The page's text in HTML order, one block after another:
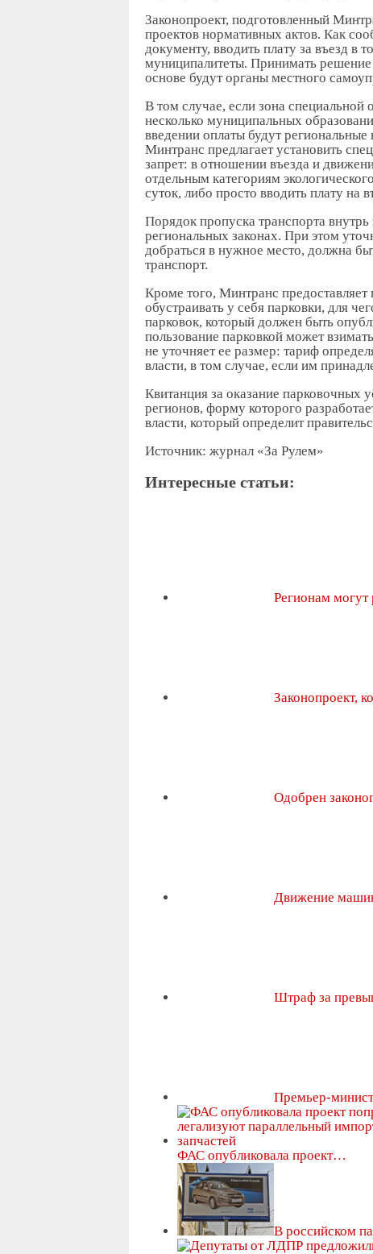
Законопроект, подготовленный
проектов нормативных актов. Как
документу, вводить плату за въезд в
муниципалитеты. Принимать решение
основе будут органы местного
В том случае, если зона
несколько муниципальных
введении оплаты будут
Минтранс предлагает установить
запрет: в отношении въезда и
отдельным категориям
суток, либо просто вводить плату на
Порядок пропуска транспорта
региональных законах. При этом
добраться в нужное место, должна
транспорт.
Кроме того, Минтранс
обустраивать у себя парковки, для
парковок, который должен быть
пользование парковкой может
не уточняет ее размер: тариф
власти, в том случае, если им
Квитанция за оказание парковочных
регионов, форму которого
власти, который определит
Источник: журнал «За Рулем»
Интересные статьи:
Регионам
Законопроект,
Одобрен
Движение
Штраф за
Премьер-
ФАС опубликовала проект…
В российском